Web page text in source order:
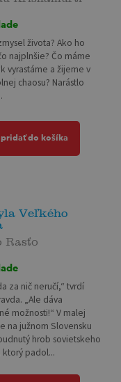
života? Ako ho
najplnšie? Čo máme
vyrastáme a žijeme v
chaosu? Narástlo
pridať do košíka
Veľkého
Rasťo
za nič neručí,“ tvrdí
„Ale dáva
možnosti!“ V malej
na južnom Slovensku
hrob sovietskeho
ktorý padol...